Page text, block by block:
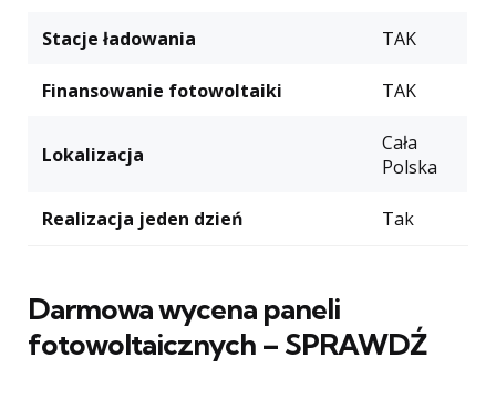
Stacje ładowania TAK
Finansowanie fotowoltaiki TAK
Lokalizacja
Cała
Polska
Realizacja jeden dzień Tak
Darmowa wycena paneli
fotowoltaicznych – SPRAWDŹ